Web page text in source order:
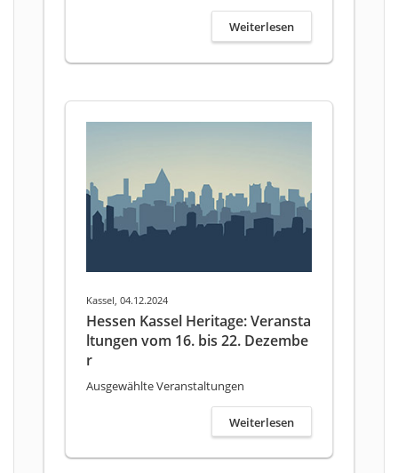
Weiterlesen
Kassel, 04.12.2024
Hessen Kassel Heritage: Veransta
ltungen vom 16. bis 22. Dezembe
r
Ausgewählte Veranstaltungen
Weiterlesen